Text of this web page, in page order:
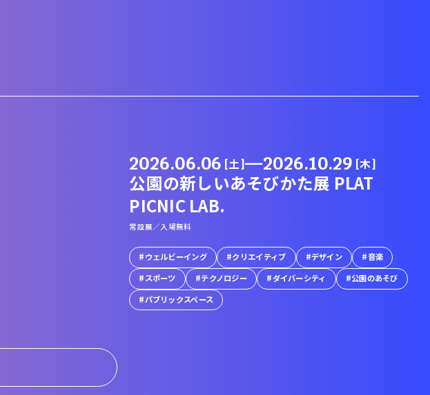
2026.06.06 [土]—2026.10.29 [木]
公園の新しいあそびかた展 PLAT
PICNIC LAB.
常設展／入場無料
ウェルビーイング クリエイティブ デザイン
音楽
スポーツ
テクノロジー ダイバーシティ
公園のあそび
パブリックスペース